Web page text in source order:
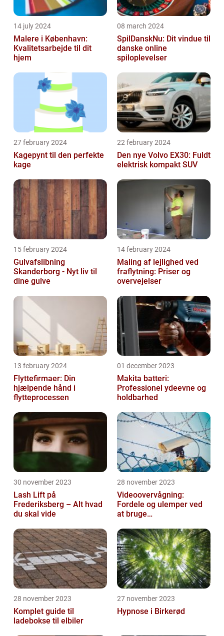
14 july 2024
Malere i København:
Kvalitetsarbejde til dit
hjem
08 march 2024
SpilDanskNu: Dit vindue til
danske online
spiloplevelser
27 february 2024
Kagepynt til den perfekte
kage
22 february 2024
Den nye Volvo EX30: Fuldt
elektrisk kompakt SUV
15 february 2024
Gulvafslibning
Skanderborg - Nyt liv til
dine gulve
14 february 2024
Maling af lejlighed ved
fraflytning: Priser og
overvejelser
13 february 2024
Flyttefirmaer: Din
hjælpende hånd i
flytteprocessen
01 december 2023
Makita batteri:
Professionel ydeevne og
holdbarhed
30 november 2023
Lash Lift på
Frederiksberg – Alt hvad
du skal vide
28 november 2023
Videoovervågning:
Fordele og ulemper ved
at bruge
28 november 2023
Komplet guide til
ladebokse til elbiler
27 november 2023
Hypnose i Birkerød